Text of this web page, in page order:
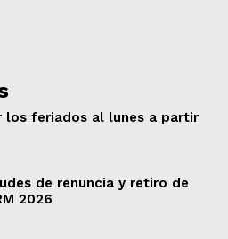
los feriados al lunes a partir
de renuncia y retiro de
2026